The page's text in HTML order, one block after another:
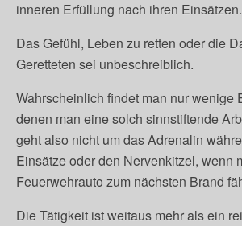
inneren Erfüllung nach ihren Einsätzen.
Das Gefühl, Leben zu retten oder die
Geretteten sei unbeschreiblich.
Wahrscheinlich findet man nur wenige
denen man eine solch sinnstiftende
geht also nicht um das Adrenalin
Einsätze oder den Nervenkitzel, wenn
Feuerwehrauto zum nächsten Brand
Die Tätigkeit ist weitaus mehr als ein